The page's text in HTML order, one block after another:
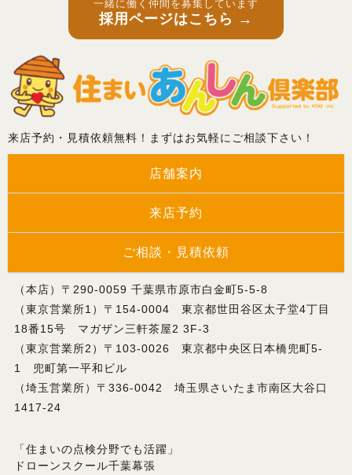
一緒に働く仲間を募集しています
採用ページはこちら →
来店予約・見積依頼無料！まずはお気軽にご相談下さい！
店舗案内
来店予約
ご相談・見積依頼
（本店）〒290-0059 千葉県市原市白金町5-5-8
（東京営業所1）〒154-0004 東京都世田谷区太子堂4丁目
18番15号 マガザン三軒茶屋2 3F-3
（東京営業所2）〒103-0026 東京都中央区日本橋兜町5-
1 兜町第一平和ビル
（埼玉営業所）〒336-0042 埼玉県さいたま市南区大谷口
1417-24
「住まいの点検分野でも活躍」
ドローンスクール千葉幕張